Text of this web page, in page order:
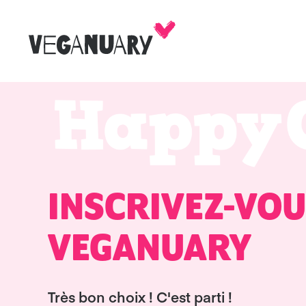
INSCRIVEZ-
VEGANUARY
Très bon choix ! C'est parti !